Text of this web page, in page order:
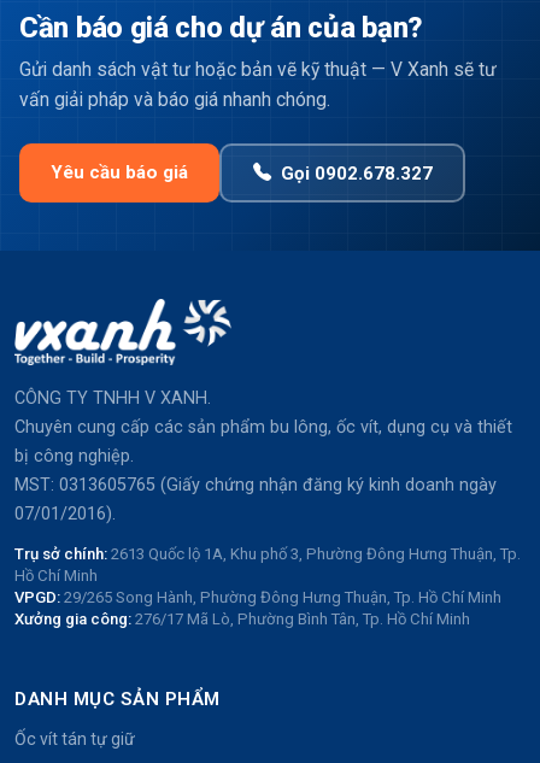
Cần báo giá cho dự án của bạn?
Gửi danh sách vật tư hoặc bản vẽ kỹ thuật — V Xanh sẽ tư
vấn giải pháp và báo giá nhanh chóng.
Yêu cầu báo giá Gọi 0902.678.327
CÔNG TY TNHH V XANH.
Chuyên cung cấp các sản phẩm bu lông, ốc vít, dụng cụ và thiết
bị công nghiệp.
MST: 0313605765 (Giấy chứng nhận đăng ký kinh doanh ngày
07/01/2016).
Trụ sở chính: 2613 Quốc lộ 1A, Khu phố 3, Phường Đông Hưng Thuận, Tp.
Hồ Chí Minh
VPGD: 29/265 Song Hành, Phường Đông Hưng Thuận, Tp. Hồ Chí Minh
Xưởng gia công: 276/17 Mã Lò, Phường Bình Tân, Tp. Hồ Chí Minh
DANH MỤC SẢN PHẨM
Ốc vít tán tự giữ